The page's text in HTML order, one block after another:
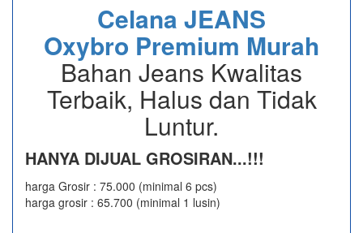
Celana JEANS
Oxybro Premium Murah
Bahan Jeans Kwalitas
Terbaik, Halus dan Tidak
Luntur.
HANYA DIJUAL GROSIRAN...!!!
harga Grosir : 75.000 (minimal 6 pcs)
harga grosir : 65.700 (minimal 1 lusin)